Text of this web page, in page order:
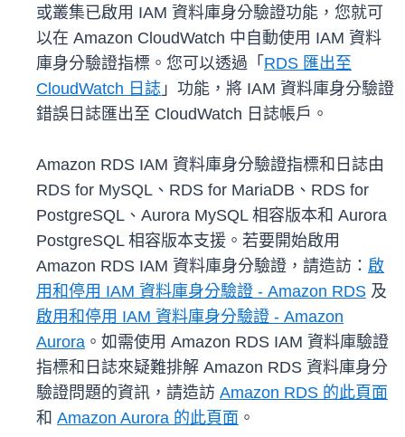
或叢集已啟用 IAM 資料庫身分驗證功能，您就可
以在 Amazon CloudWatch 中自動使用 IAM 資料
庫身分驗證指標。您可以透過「 RDS 匯出至
CloudWatch 日誌 」功能，將 IAM 資料庫身分驗證
錯誤日誌匯出至 CloudWatch 日誌帳戶。
Amazon RDS IAM 資料庫身分驗證指標和日誌由
RDS for MySQL、RDS for MariaDB、RDS for
PostgreSQL、Aurora MySQL 相容版本和 Aurora
PostgreSQL 相容版本支援。若要開始啟用
Amazon RDS IAM 資料庫身分驗證，請造訪： 啟
用和停用 IAM 資料庫身分驗證 - Amazon RDS 及
啟用和停用 IAM 資料庫身分驗證 - Amazon
Aurora 。如需使用 Amazon RDS IAM 資料庫驗證
指標和日誌來疑難排解 Amazon RDS 資料庫身分
驗證問題的資訊，請造訪 Amazon RDS 的此頁面
和 Amazon Aurora 的此頁面 。